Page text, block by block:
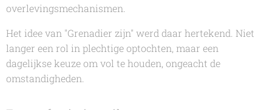
overlevingsmechanismen.
Het idee van "Grenadier zijn" werd daar hertekend. Niet
langer een rol in plechtige optochten, maar een
dagelijkse keuze om vol te houden, ongeacht de
omstandigheden.